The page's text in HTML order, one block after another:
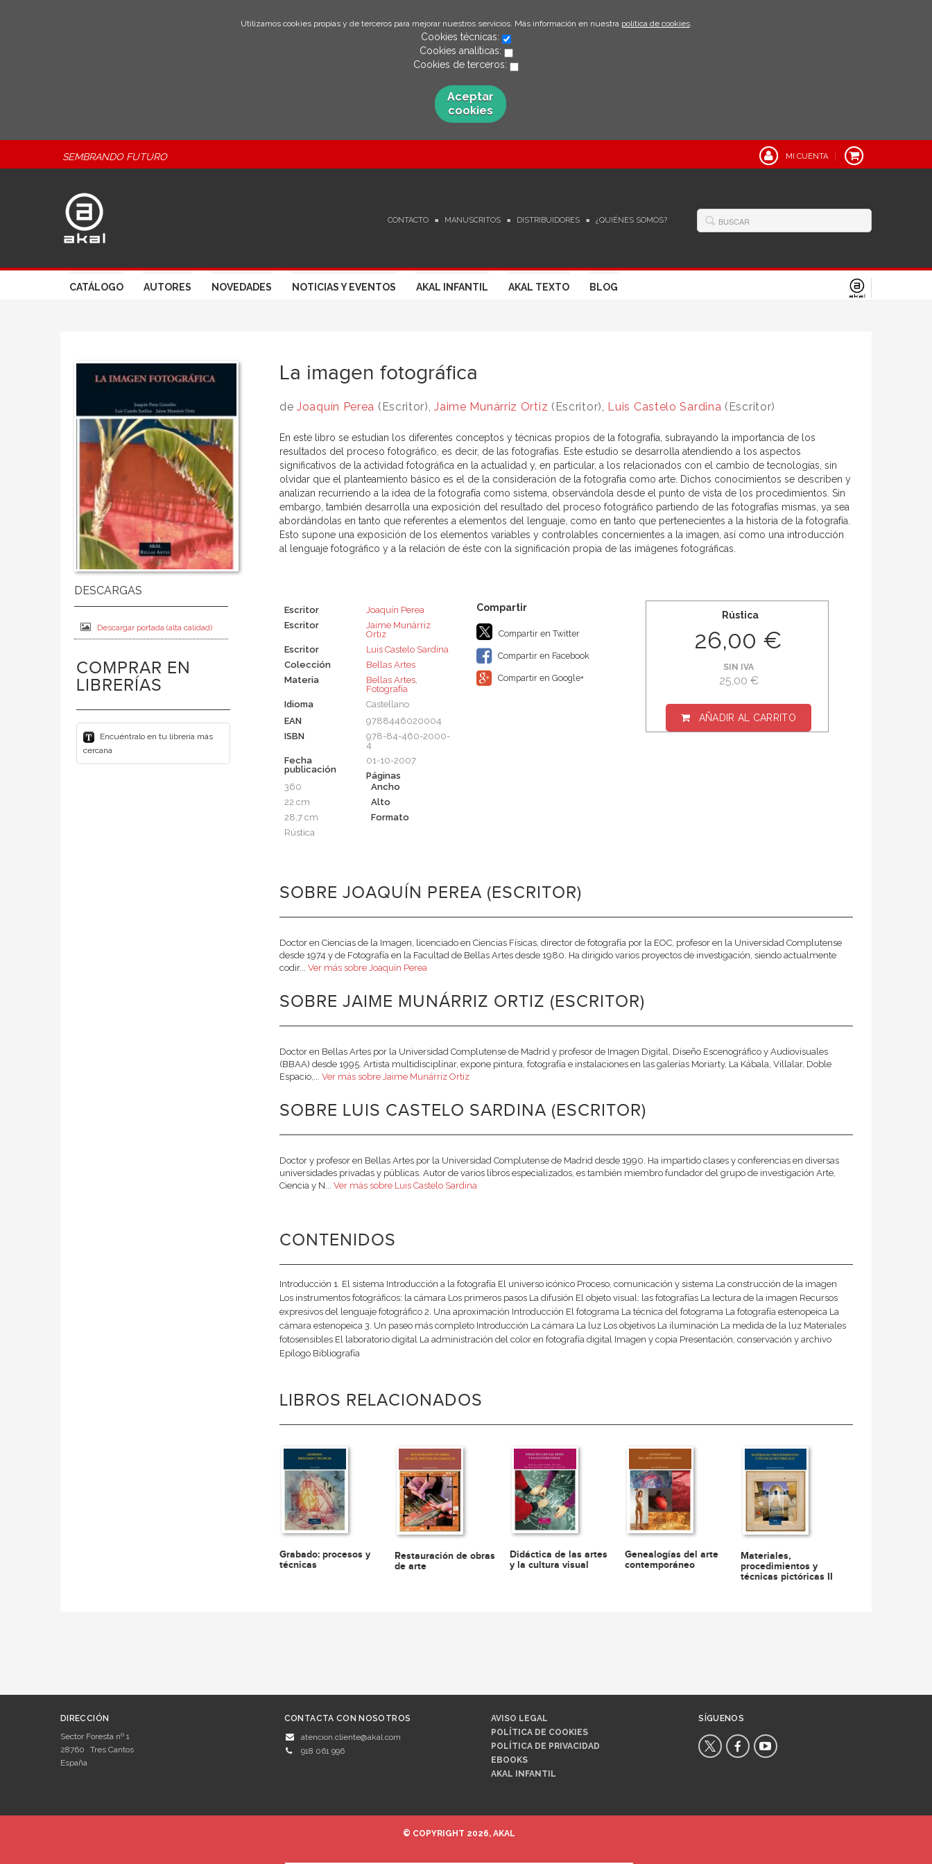
Utilizamos cookies propias y de terceros para mejorar nuestros servicios. Más información en nuestra política de cookies.
Cookies técnicas:
Cookies analíticas:
Cookies de terceros:
Aceptar
cookies
SEMBRANDO FUTURO MI CUENTA
CONTACTO MANUSCRITOS DISTRIBUIDORES ¿QUIÉNES SOMOS?
CATÁLOGO AUTORES NOVEDADES NOTICIAS Y EVENTOS AKAL INFANTIL AKAL TEXTO BLOG
Descargar portada (alta calidad)
COMPRAR EN
LIBRERÍAS
Encuéntralo en tu librería más
cercana
La imagen fotográfica
deJoaquín Perea (Escritor),Jaime Munárriz Ortiz (Escritor), Luis Castelo Sardina (Escritor)
En este libro se estudian los diferentes conceptos y técnicas propios de la fotografía, subrayando la importancia de los
resultados del proceso fotográfico, es decir, de las fotografías. Este estudio se desarrolla atendiendo a los aspectos
significativos de la actividad fotográfica en la actualidad y, en particular, a los relacionados con el cambio de tecnologías, sin
olvidar que el planteamiento básico es el de la consideración de la fotografía como arte. Dichos conocimientos se describen y
analizan recurriendo a la idea de la fotografía como sistema, observándola desde el punto de vista de los procedimientos. Sin
embargo, también desarrolla una exposición del resultado del proceso fotográfico partiendo de las fotografías mismas, ya sea
abordándolas en tanto que referentes a elementos del lenguaje, como en tanto que pertenecientes a la historia de la fotografía.
Esto supone una exposición de los elementos variables y controlables concernientes a la imagen, así como una introducción
al lenguaje fotográfico y a la relación de éste con la significación propia de las imágenes fotográficas.
Escritor
Joaquín Perea
Escritor
Jaime Munárriz
Ortiz
Escritor
Luis Castelo Sardina
Colección
Bellas Artes
Materia
Bellas Artes,
Fotografía
Idioma
Castellano
EAN
9788446020004
ISBN
978-84-460-2000-
4
Fecha
publicación
01-10-2007
Páginas
360
Ancho
22 cm
Alto
28,7 cm
Formato
Rústica
Compartir en Twitter
Compartir en Facebook
Compartir en Google+
Rústica
26,00 €
SIN IVA
25,00 €
AÑADIR AL CARRITO
SOBRE JOAQUÍN PEREA (ESCRITOR)
Doctor en Ciencias de la Imagen, licenciado en Ciencias Físicas, director de fotografía por la EOC, profesor en la Universidad Complutense
desde 1974 y de Fotografía en la Facultad de Bellas Artes desde 1980. Ha dirigido varios proyectos de investigación, siendo actualmente
codir... Ver más sobre Joaquín Perea
SOBRE JAIME MUNÁRRIZ ORTIZ (ESCRITOR)
Doctor en Bellas Artes por la Universidad Complutense de Madrid y profesor de Imagen Digital, Diseño Escenográfico y Audiovisuales
(BBAA) desde 1995. Artista multidisciplinar, expone pintura, fotografía e instalaciones en las galerías Moriarty, La Kábala, Villalar, Doble
Espacio,... Ver más sobre Jaime Munárriz Ortiz
SOBRE LUIS CASTELO SARDINA (ESCRITOR)
Doctor y profesor en Bellas Artes por la Universidad Complutense de Madrid desde 1990. Ha impartido clases y conferencias en diversas
universidades privadas y públicas. Autor de varios libros especializados, es también miembro fundador del grupo de investigación Arte,
Ciencia y N... Ver más sobre Luis Castelo Sardina
CONTENIDOS
Introducción 1. El sistema Introducción a la fotografía El universo icónico Proceso, comunicación y sistema La construcción de la imagen
Los instrumentos fotográficos: la cámara Los primeros pasos La difusión El objeto visual: las fotografías La lectura de la imagen Recursos
expresivos del lenguaje fotográfico 2. Una aproximación Introducción El fotograma La técnica del fotograma La fotografía estenopeica La
cámara estenopeica 3. Un paseo más completo Introducción La cámara La luz Los objetivos La iluminación La medida de la luz Materiales
fotosensibles El laboratorio digital La administración del color en fotografía digital Imagen y copia Presentación, conservación y archivo
Epílogo Bibliografía
LIBROS RELACIONADOS
Grabado: procesos y
técnicas
Restauración de obras
de arte
Didáctica de las artes
y la cultura visual
Genealogías del arte
contemporáneo
Materiales,
procedimientos y
técnicas pictóricas II
DIRECCIÓN
Sector Foresta nº 1
28760
Tres Cantos
España
CONTACTA CON NOSOTROS
atencion.cliente@akal.com
918 061 996
AVISO LEGAL
POLÍTICA DE COOKIES
POLÍTICA DE PRIVACIDAD
EBOOKS
AKAL INFANTIL
SÍGUENOS
© COPYRIGHT 2026, AKAL